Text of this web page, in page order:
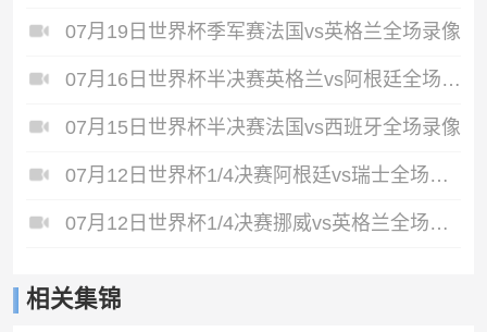
07月19日世界杯季军赛法国vs英格兰全场录像
07月16日世界杯半决赛英格兰vs阿根廷全场录像
07月15日世界杯半决赛法国vs西班牙全场录像
07月12日世界杯1/4决赛阿根廷vs瑞士全场录像
07月12日世界杯1/4决赛挪威vs英格兰全场录像
相关集锦